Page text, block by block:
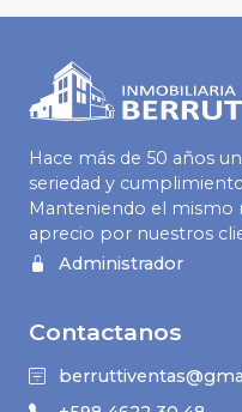
Hace más de 50 años
seriedad y
Manteniendo el mismo
aprecio por nuestros
Administrador
Contactanos